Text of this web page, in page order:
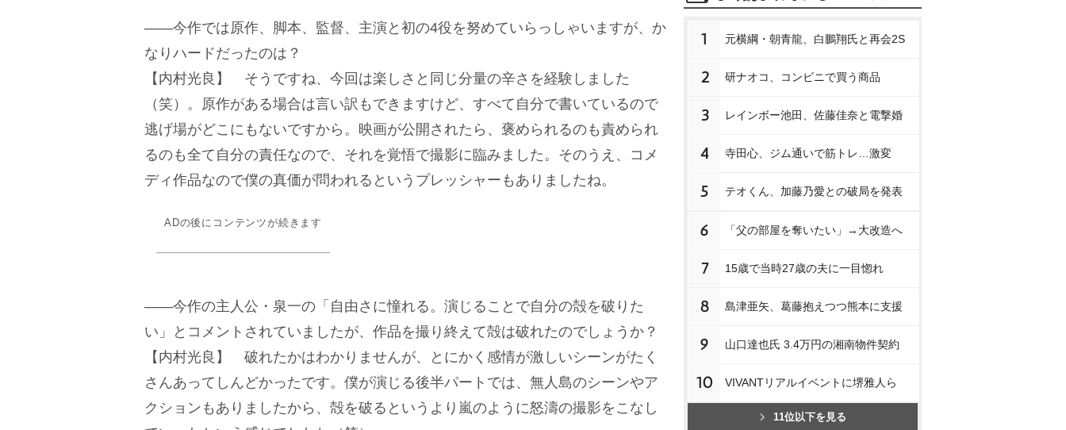
――今作では原作、脚本、監督、主演と初の4役を努めていらっしゃいますが、か
なりハードだったのは？
【内村光良】 そうですね、今回は楽しさと同じ分量の辛さを経験しました
（笑）。原作がある場合は言い訳もできますけど、すべて自分で書いているので
逃げ場がどこにもないですから。映画が公開されたら、褒められるのも責められ
るのも全て自分の責任なので、それを覚悟で撮影に臨みました。そのうえ、コメ
ディ作品なので僕の真価が問われるというプレッシャーもありましたね。
ADの後にコンテンツが続きます
――今作の主人公・泉一の「自由さに憧れる。演じることで自分の殻を破りた
い」とコメントされていましたが、作品を撮り終えて殻は破れたのでしょうか？
【内村光良】 破れたかはわかりませんが、とにかく感情が激しいシーンがたく
さんあってしんどかったです。僕が演じる後半パートでは、無人島のシーンやア
クションもありましたから、殻を破るというより嵐のように怒濤の撮影をこなし
1 元横綱・朝青龍、白鵬翔氏と再会2S
2 研ナオコ、コンビニで買う商品
3 レインボー池田、佐藤佳奈と電撃婚
4 寺田心、ジム通いで筋トレ…激変
5 テオくん、加藤乃愛との破局を発表
6 「父の部屋を奪いたい」→大改造へ
7 15歳で当時27歳の夫に一目惚れ
8 島津亜矢、葛藤抱えつつ熊本に支援
9 山口達也氏 3.4万円の湘南物件契約
10 VIVANTリアルイベントに堺雅人ら
11位以下を見る